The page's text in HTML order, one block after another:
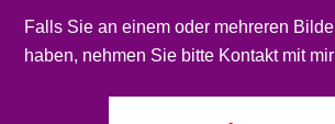
Falls Sie an einem oder mehreren
haben, nehmen Sie bitte Kontaktmit mir